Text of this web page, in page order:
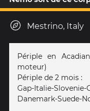
Mestrino, Italy
Périple en
moteur)
Périple de 2 mois :
Gap-Italie-
Danemark-Suede-